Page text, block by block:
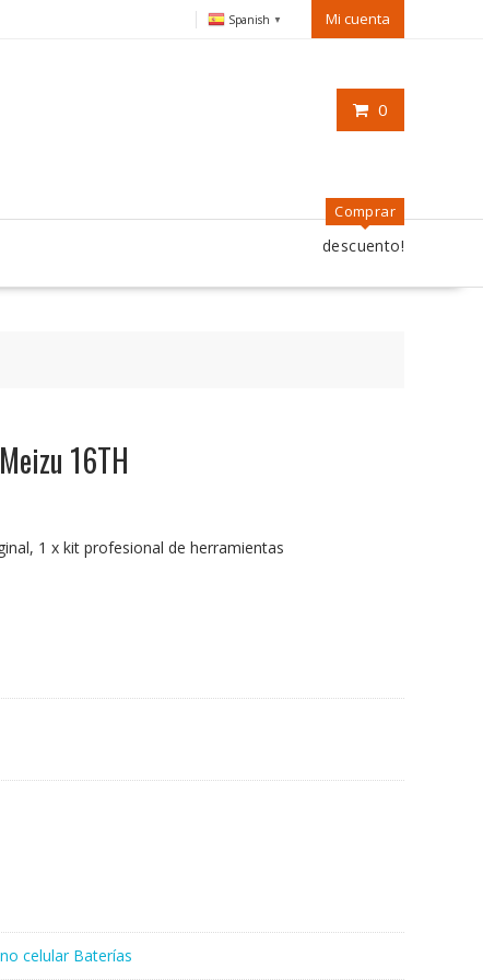
Spanish ▼ Mi cuenta
0
Comprar
descuento!
16TH
1 x kit profesional de herramientas
celular Baterías